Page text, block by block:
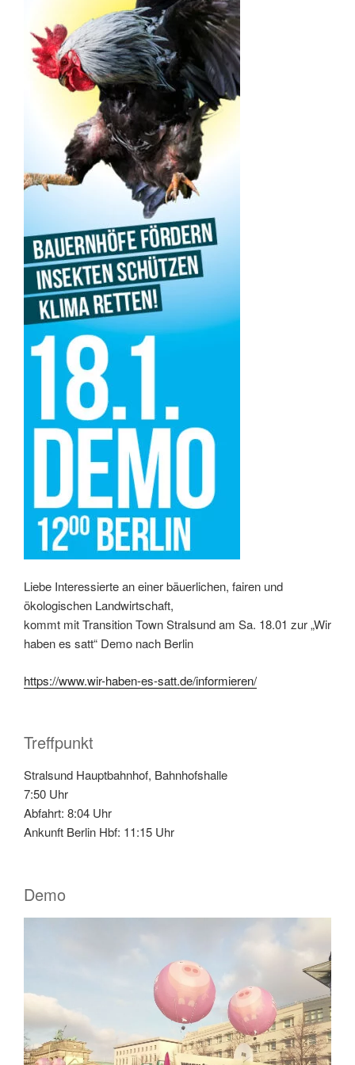
Liebe Interessierte an einer bäuerlichen, fairen und
ökologischen Landwirtschaft,
kommt mit Transition Town Stralsund am Sa. 18.01 zur „Wir
haben es satt“ Demo nach Berlin
https://www.wir-haben-es-satt.de/informieren/
Treffpunkt
Stralsund Hauptbahnhof, Bahnhofshalle
7:50 Uhr
Abfahrt: 8:04 Uhr
Ankunft Berlin Hbf: 11:15 Uhr
Demo